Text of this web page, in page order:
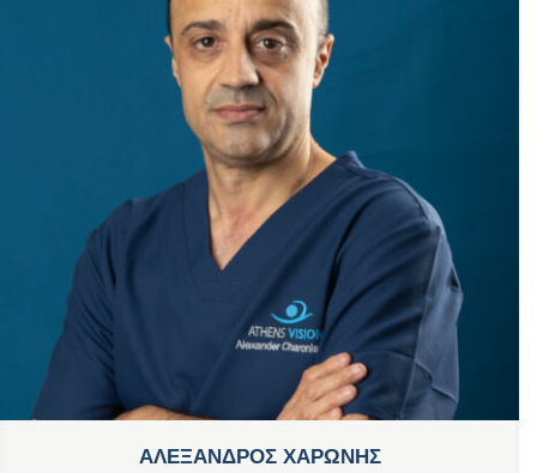
ΑΛΕΞΑΝΔΡΟΣ ΧΑΡΩΝΗΣ